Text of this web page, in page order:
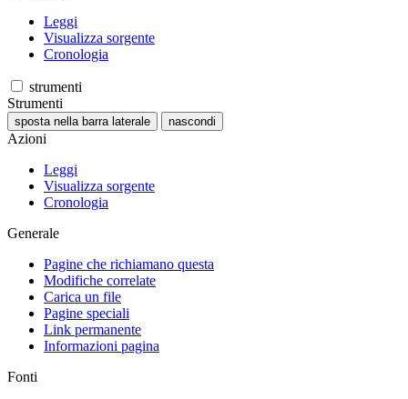
Leggi
Visualizza sorgente
Cronologia
strumenti
Strumenti
sposta nella barra laterale nascondi
Azioni
Leggi
Visualizza sorgente
Cronologia
Generale
Pagine che richiamano questa
Modifiche correlate
Carica un file
Pagine speciali
Link permanente
Informazioni pagina
Fonti